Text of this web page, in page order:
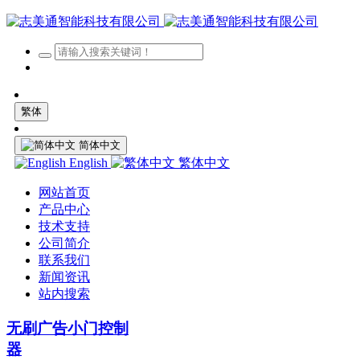
繁体
简体中文
English 繁体中文
网站首页
产品中心
技术支持
公司简介
联系我们
新闻资讯
站内搜索
无刷广告小门控制
器